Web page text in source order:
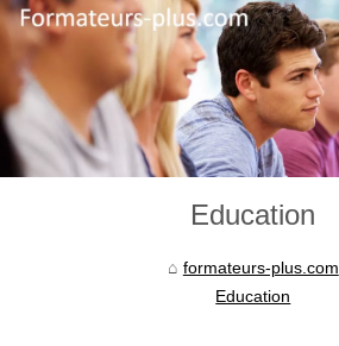
Education
formateurs-plus.com
Education